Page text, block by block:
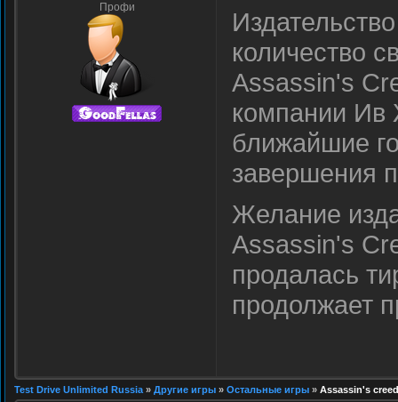
Профи
количество
Assassin's
компании Ив
ближайшие
завершения
Желание
Assassin's
продалась
продолжает
Test Drive Unlimited Russia » Другие игры » Остальные игры » Assassin's creed